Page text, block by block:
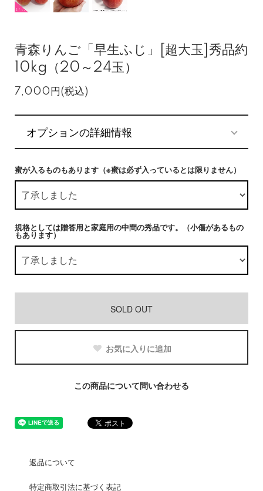
青森りんご「早生ふじ」[超大玉]秀品約
10kg（20～24玉）
7,000円(税込)
オプションの詳細情報
蜜が入るものもあります（※蜜は必ず入っているとは限りません）
規格としては贈答用と家庭用の中間の秀品です。（小傷があるもの
もあります）
SOLD OUT
お気に入りに追加
この商品について問い合わせる
返品について
特定商取引法に基づく表記